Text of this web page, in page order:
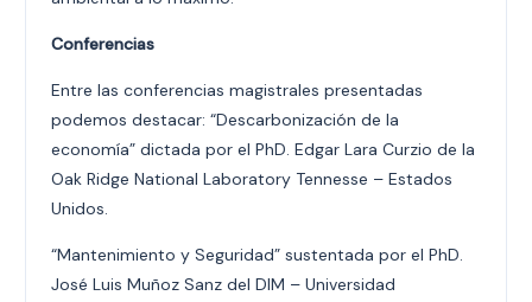
Conferencias
Entre las conferencias magistrales presentadas
podemos destacar: “Descarbonización de la
economía” dictada por el PhD. Edgar Lara Curzio de la
Oak Ridge National Laboratory Tennesse – Estados
Unidos.
“Mantenimiento y Seguridad” sustentada por el PhD.
José Luis Muñoz Sanz del DIM – Universidad